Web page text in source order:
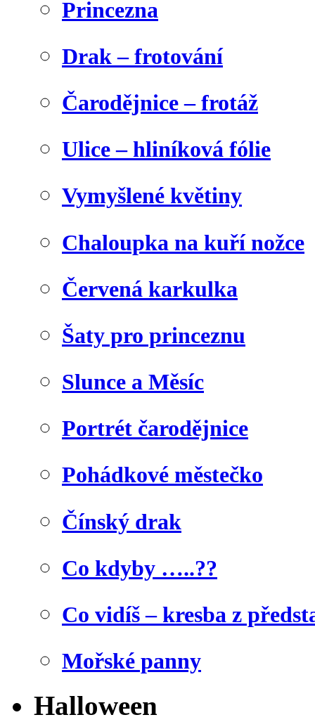
Princezna
Drak – frotování
Čarodějnice – frotáž
Ulice – hliníková fólie
Vymyšlené květiny
Chaloupka na kuří nožce
Červená karkulka
Šaty pro princeznu
Slunce a Měsíc
Portrét čarodějnice
Pohádkové městečko
Čínský drak
Co kdyby …..??
Co vidíš – kresba z
Mořské panny
Halloween